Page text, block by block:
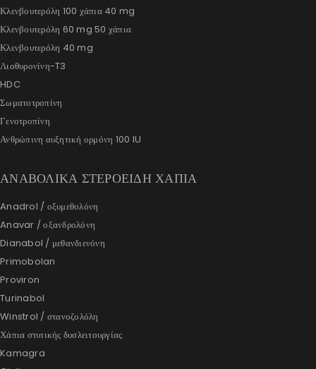
Κλενβουτερόλη 100 χάπια 40 mg
Κλενβουτερόλη 60 mg 50 χάπια
Κλενβουτερόλη 40 mg
Λιοθυρονίνη-T3
HDC
Σωματοτροπίνη
Γενοτροπίνη
Ανθρώπινη αυξητική ορμόνη 100 IU
ΑΝΑΒΟΛΙΚΑ ΣΤΕΡΟΕΙΔΗ ΧΑΠΙΑ
Anadrol / οξυμεθολόνη
Anavar / οξανδρολόνη
Dianabol / μεθανδιενόνη
Primobolan
Proviron
Turinabol
Winstrol / στανοζολόλη
Χάπια στυτικής δυσλειτουργίας
Kamagra